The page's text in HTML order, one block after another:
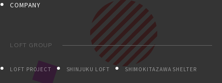
COMPANY
LOFT GROUP
LOFT PROJECT SHINJUKU LOFT SHIMOKITAZAWA SHELTER